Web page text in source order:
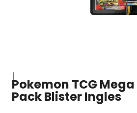
|
Pokemon TCG
Pack Blister Ingles